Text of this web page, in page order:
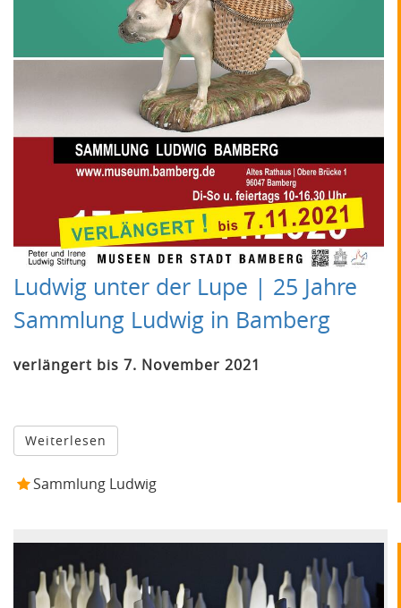
Ludwig unter der Lupe | 25 Jahre
Sammlung Ludwig in Bamberg
verlängert bis 7. November 2021
Weiterlesen
Sammlung Ludwig